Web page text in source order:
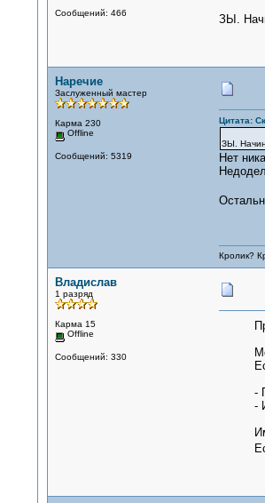
Сообщений: 466
ЗЫ.
Наречие
Заслуженный мастер
Карма 230
Offline
Сообщений: 5319
Цитата:
ЗЫ.
Нет
Кролик?
Владислав
1 разряд
Карма 15
Offline
Сообщений: 330
-
-